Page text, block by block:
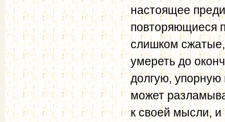
настоящее
повторяющиеся
слишком
умереть до
долгую, упорную
может
к своей мысли, и